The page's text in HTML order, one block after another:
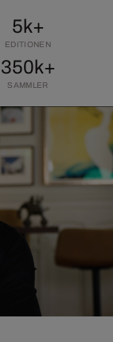
5k+
EDITIONEN
350k+
SAMMLER